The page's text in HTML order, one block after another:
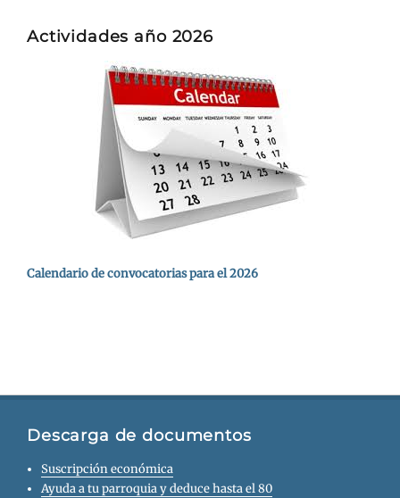
Actividades año 2026
Calendario de convocatorias para el 2026
Descarga de documentos
Suscripción económica
Ayuda a tu parroquia y deduce hasta el 80